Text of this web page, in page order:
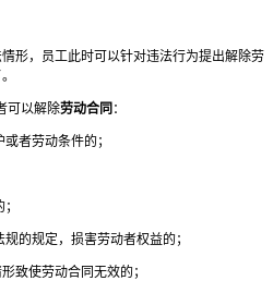
形，员工此时可以针对违法行为提出解除劳
可以解除劳动合同 ：
者劳动条件的；
的规定，损害劳动者权益的；
致使劳动合同无效的；